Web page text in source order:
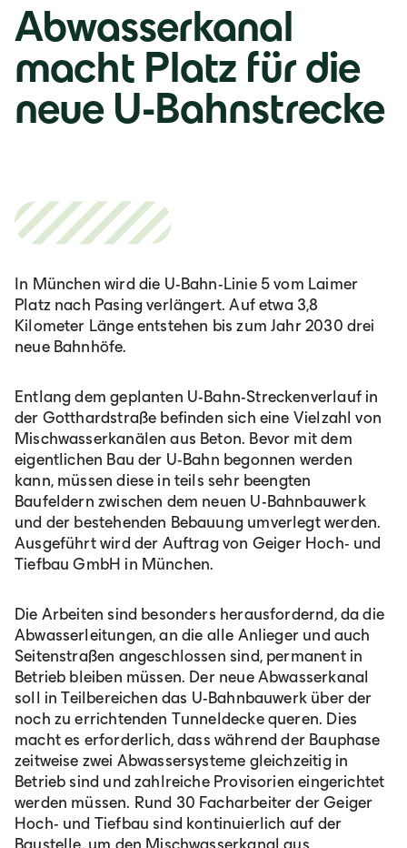
Abwasserkanal
macht Platz für die
neue U-Bahnstrecke
In München wird die U-Bahn-Linie 5 vom Laimer
Platz nach Pasing verlängert. Auf etwa 3,8
Kilometer Länge entstehen bis zum Jahr 2030 drei
neue Bahnhöfe.
Entlang dem geplanten U-Bahn-Streckenverlauf in
der Gotthardstraße befinden sich eine Vielzahl von
Mischwasserkanälen aus Beton. Bevor mit dem
eigentlichen Bau der U-Bahn begonnen werden
kann, müssen diese in teils sehr beengten
Baufeldern zwischen dem neuen U-Bahnbauwerk
und der bestehenden Bebauung umverlegt werden.
Ausgeführt wird der Auftrag von Geiger Hoch- und
Tiefbau GmbH in München.
Die Arbeiten sind besonders herausfordernd, da die
Abwasserleitungen, an die alle Anlieger und auch
Seitenstraßen angeschlossen sind, permanent in
Betrieb bleiben müssen. Der neue Abwasserkanal
soll in Teilbereichen das U-Bahnbauwerk über der
noch zu errichtenden Tunneldecke queren. Dies
macht es erforderlich, dass während der Bauphase
zeitweise zwei Abwassersysteme gleichzeitig in
Betrieb sind und zahlreiche Provisorien eingerichtet
werden müssen. Rund 30 Facharbeiter der Geiger
Hoch- und Tiefbau sind kontinuierlich auf der
Baustelle, um den Mischwasserkanal aus
Italiano
România